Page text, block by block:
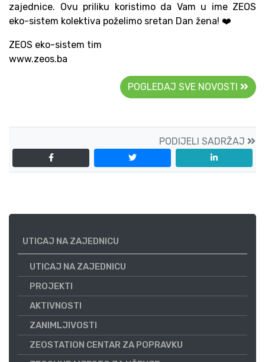
zajednice. Ovu priliku koristimo da Vam u ime ZEOS
eko-sistem kolektiva poželimo sretan Dan žena! ❤️
ZEOS eko-sistem tim
www.zeos.ba
POGLEDAJ SVE NOVOSTI
PODIJELI SADRŽAJ
UTICAJ NA ZAJEDNICU
UTICAJ NA ZAJEDNICU
PROJEKTI
AKTIVNOSTI
ZANIMLJIVOSTI
ZEOSTATION CENTAR ZA POPRAVKU